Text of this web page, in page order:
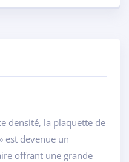
densité, la plaquette de
est devenue un
offrant une grande